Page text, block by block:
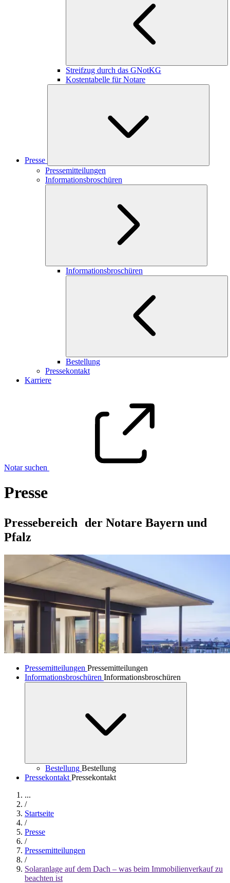
Streifzug durch das GNotKG
Kostentabelle für Notare
Presse
Pressemitteilungen
Informationsbroschüren
Informationsbroschüren
Bestellung
Pressekontakt
Karriere
Notar suchen
Presse
Pressebereich der Notare Bayern und
Pfalz
Pressemitteilungen Pressemitteilungen
Informationsbroschüren Informationsbroschüren
Bestellung Bestellung
Pressekontakt Pressekontakt
...
/
Startseite
/
Presse
/
Pressemitteilungen
/
Solaranlage auf dem Dach – was beim Immobilienverkauf zu
beachten ist